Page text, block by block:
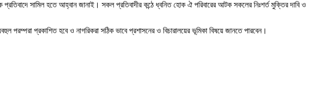
সামিল হতে আহ্বান জানাই। সকল প্রতিবাদীর কন্ঠে ধ্বনিত হোক ঐ পরিবারের আটক সকলের নিঃশর্ত মুক্তির দাবি ও
প্রকাশিত হবে ও নাগরিকরা সঠিক ভাবে প্রশাসনের ও বিচারালয়ের ভূমিকা বিষয়ে জানতে পারবেন।